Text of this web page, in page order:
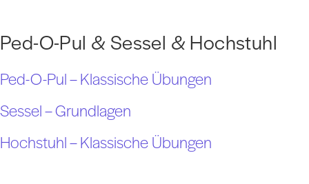
Ped-O-Pul & Sessel & Hochstuhl
Ped-O-Pul – Klassische Übungen
Sessel – Grundlagen
Hochstuhl – Klassische Übungen